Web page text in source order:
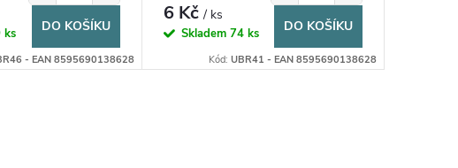
ks DO KOŠÍKU
- EAN 8595690138628
6 Kč/ ks
Skladem 74 ks DO KOŠÍKU
Kód: UBR41 - EAN 8595690138628